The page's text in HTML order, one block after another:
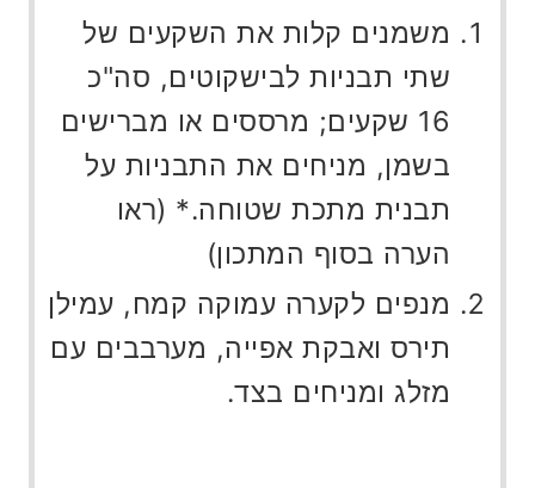
משמנים קלות את השקעים של
שתי תבניות לבישקוטים, סה"כ
16 שקעים; מרססים או מברישים
בשמן, מניחים את התבניות על
תבנית מתכת שטוחה.* (ראו
הערה בסוף המתכון)
מנפים לקערה עמוקה קמח, עמילן
תירס ואבקת אפייה, מערבבים עם
מזלג ומניחים בצד.